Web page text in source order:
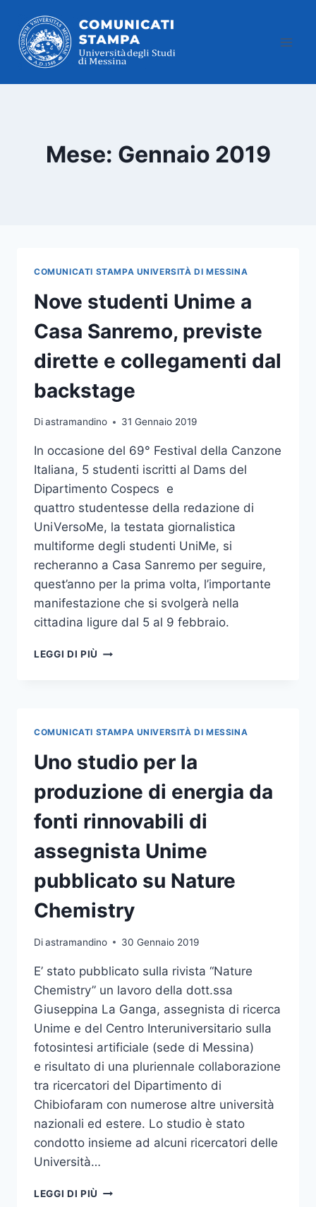
contenuto
Mese: Gennaio 2019
COMUNICATI STAMPA UNIVERSITÀ DI MESSINA
Nove studenti Unime a
Casa Sanremo, previste
dirette e collegamenti dal
backstage
Diastramandino 31 Gennaio 2019
In occasione del 69° Festival della Canzone
Italiana, 5 studenti iscritti al Dams del
Dipartimento Cospecs e
quattro studentesse della redazione di
UniVersoMe, la testata giornalistica
multiforme degli studenti UniMe, si
recheranno a Casa Sanremo per seguire,
quest’anno per la prima volta, l’importante
manifestazione che si svolgerà nella
cittadina ligure dal 5 al 9 febbraio.
LEGGI DI PIÙ NOVE
DIRETTE
E
COLLEGAMENTI
DAL
BACKSTAGE
COMUNICATI STAMPA UNIVERSITÀ DI MESSINA
Uno studio per la
produzione di energia da
fonti rinnovabili di
assegnista Unime
pubblicato su Nature
Chemistry
Diastramandino 30 Gennaio 2019
E’ stato pubblicato sulla rivista “Nature
Chemistry” un lavoro della dott.ssa
Giuseppina La Ganga, assegnista di ricerca
Unime e del Centro Interuniversitario sulla
fotosintesi artificiale (sede di Messina)
e risultato di una pluriennale collaborazione
tra ricercatori del Dipartimento di
Chibiofaram con numerose altre università
nazionali ed estere. Lo studio è stato
condotto insieme ad alcuni ricercatori delle
Università…
LEGGI DI PIÙ UNO